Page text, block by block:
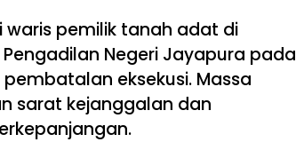
waris pemilik tanah adat di
Negeri Jayapura pada
eksekusi. Massa
sarat kejanggalan dan